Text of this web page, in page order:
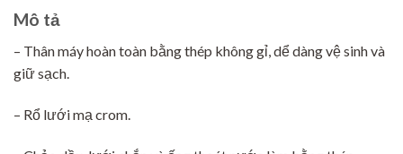
Mô tả
– Thân máy hoàn toàn bằng thép không gỉ, dể dàng vệ sinh và
giữ sạch.
– Rổ lưới mạ crom.